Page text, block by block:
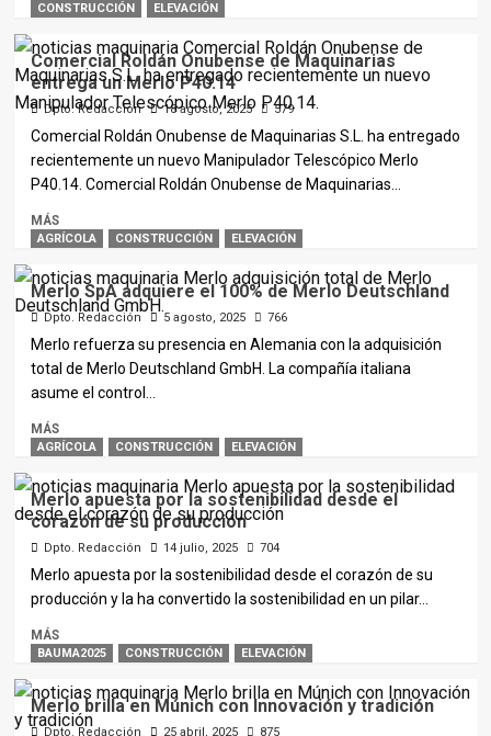
CONSTRUCCIÓN ELEVACIÓN
Comercial Roldán Onubense de Maquinarias
entrega un Merlo P40.14
Dpto. Redacción 18 agosto, 2025 579
Comercial Roldán Onubense de Maquinarias S.L. ha entregado
recientemente un nuevo Manipulador Telescópico Merlo
P40.14. Comercial Roldán Onubense de Maquinarias...
MÁS
AGRÍCOLA CONSTRUCCIÓN ELEVACIÓN
Merlo SpA adquiere el 100% de Merlo Deutschland
Dpto. Redacción 5 agosto, 2025 766
Merlo refuerza su presencia en Alemania con la adquisición
total de Merlo Deutschland GmbH. La compañía italiana
asume el control...
MÁS
AGRÍCOLA CONSTRUCCIÓN ELEVACIÓN
Merlo apuesta por la sostenibilidad desde el
corazón de su producción
Dpto. Redacción 14 julio, 2025 704
Merlo apuesta por la sostenibilidad desde el corazón de su
producción y la ha convertido la sostenibilidad en un pilar...
MÁS
BAUMA2025 CONSTRUCCIÓN ELEVACIÓN
Merlo brilla en Múnich con Innovación y tradición
Dpto. Redacción 25 abril, 2025 875